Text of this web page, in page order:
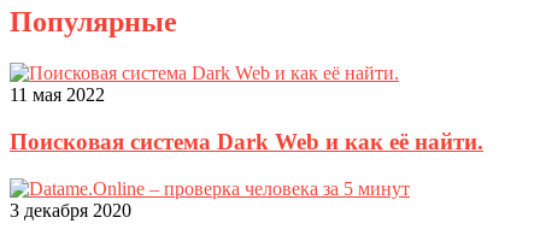
Популярные
11 мая 2022
Поисковая система Dark Web и как её найти.
3 декабря 2020